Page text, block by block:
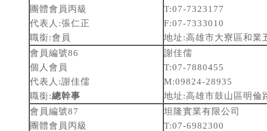
團體會員丙級
代表人:張仁正
職銜:會員
T:07-7323177
F:07-7333010
地址:高雄市大寮區和業
會員編號86
個人會員
代表人:謝佳儒
職銜:總幹事
謝佳儒
T:07-7880455
M:09824-28935
地址:高雄市鼓山區明倫
會員編號87
團體會員丙級
坦隆實業有限公司
T:07-6982300